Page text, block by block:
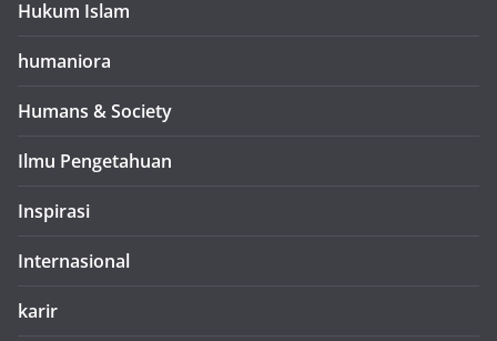
Hukum Islam
humaniora
Humans & Society
Ilmu Pengetahuan
Inspirasi
Internasional
karir